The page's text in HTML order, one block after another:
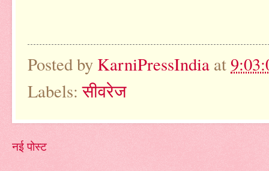
Posted by KarniPressIndia at
Labels:सीवरेज
नई पोस्ट